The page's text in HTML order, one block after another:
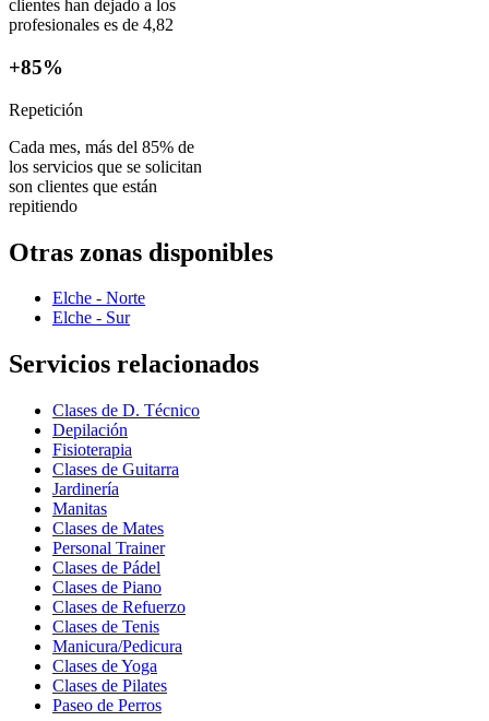
clientes han dejado a los
profesionales es de 4,82
+85%
Repetición
Cada mes, más del 85% de
los servicios que se solicitan
son clientes que están
repitiendo
Otras zonas disponibles
Elche - Norte
Elche - Sur
Servicios relacionados
Clases de D. Técnico
Depilación
Fisioterapia
Clases de Guitarra
Jardinería
Manitas
Clases de Mates
Personal Trainer
Clases de Pádel
Clases de Piano
Clases de Refuerzo
Clases de Tenis
Manicura/Pedicura
Clases de Yoga
Clases de Pilates
Paseo de Perros